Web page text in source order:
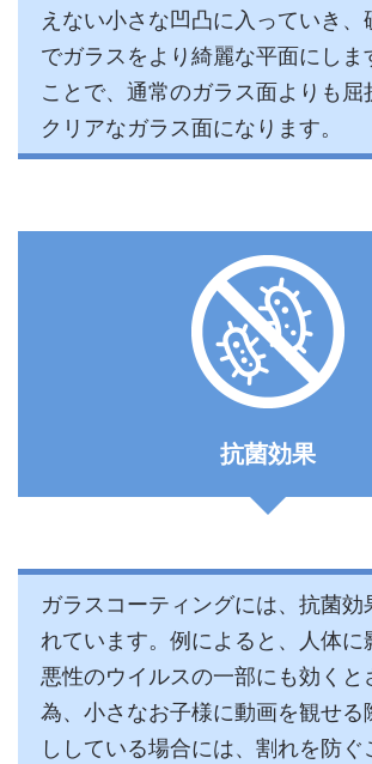
えない小さな凹凸に入っていき、
でガラスをより綺麗な平面にしま
ことで、通常のガラス面よりも屈
クリアなガラス面になります。
抗菌効果
ガラスコーティングには、抗菌効
れています。例によると、人体に
悪性のウイルスの一部にも効くと
為、小さなお子様に動画を観せる
ししている場合には、割れを防ぐ